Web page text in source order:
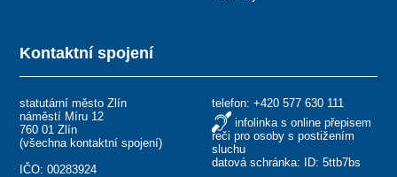
Kontaktní spojení
statutární město Zlín
náměstí Míru 12
760 01 Zlín
(všechna kontaktní spojení)
IČO: 00283924
telefon: +420 577 630 111
infolinka s online přepisem
řeči pro osoby s postižením
sluchu
datová schránka: ID: 5ttb7bs